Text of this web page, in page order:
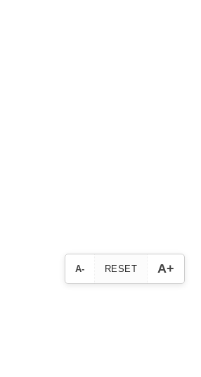
A- RESET A+